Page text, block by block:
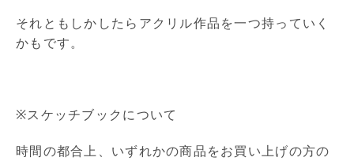
それともしかしたらアクリル作品を一つ持っていく
かもです。
※スケッチブックについて
時間の都合上、いずれかの商品をお買い上げの方の